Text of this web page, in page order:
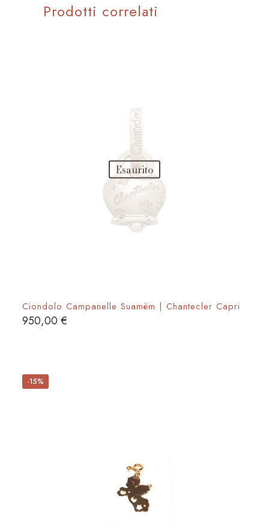
Prodotti correlati
Esaurito
Ciondolo Campanelle Suamèm | Chantecler Capri
950,00€
-15%